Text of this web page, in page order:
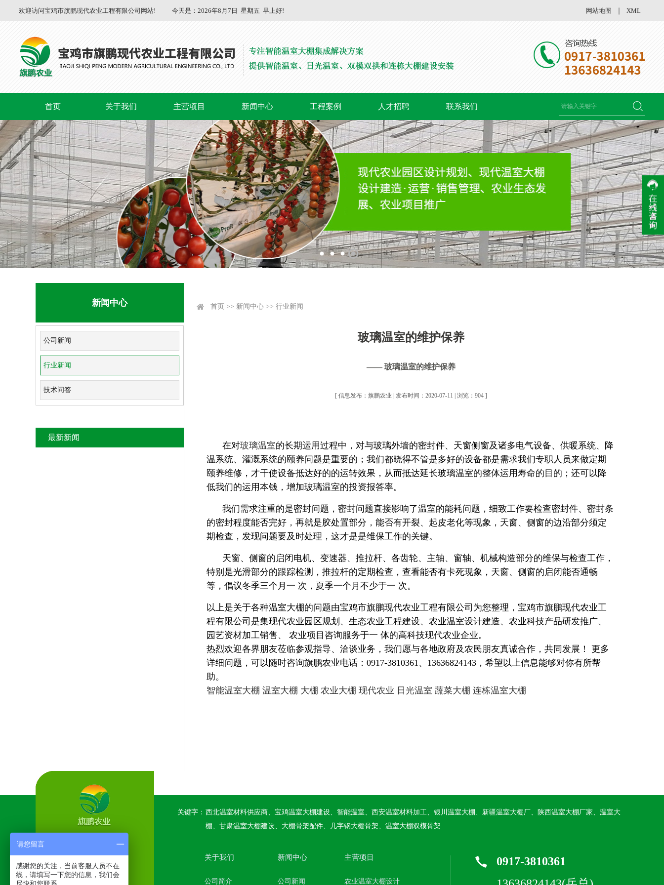
欢迎访问宝鸡市旗鹏现代农业工程有限公司网站! 今天是： 2026年8月7日 星期五 早上好! 网站地图 XML
首页 关于我们 主营项目 新闻中心 工程案例 人才招聘 联系我们
新闻中心
公司新闻
行业新闻
技术问答
最新新闻
首页 >> 新闻中心 >> 行业新闻
玻璃温室的维护保养
—— 玻璃温室的维护保养
[ 信息发布：旗鹏农业 | 发布时间：2020-07-11 | 浏览：904 ]
在对玻璃温室的长期运用过程中，对与玻璃外墙的密封件、天窗侧窗及诸多电气设备、供暖系统、降
温系统、灌溉系统的颐养问题是重要的；我们都晓得不管是多好的设备都是需求我们专职人员来做定期
颐养维修，才干使设备抵达好的的运转效果，从而抵达延长玻璃温室的整体运用寿命的目的；还可以降
低我们的运用本钱，增加玻璃温室的投资报答率。
我们需求注重的是密封问题，密封问题直接影响了温室的能耗问题，细致工作要检查密封件、密封条
的密封程度能否完好，再就是胶处置部分，能否有开裂、起皮老化等现象，天窗、侧窗的边沿部分须定
期检查，发现问题要及时处理，这才是是维保工作的关键。
天窗、侧窗的启闭电机、变速器、推拉杆、各齿轮、主轴、窗轴、机械构造部分的维保与检查工作，
特别是光滑部分的跟踪检测，推拉杆的定期检查，查看能否有卡死现象，天窗、侧窗的启闭能否通畅
等，倡议冬季三个月一 次，夏季一个月不少于一 次。
以上是关于各种温室大棚的问题由宝鸡市旗鹏现代农业工程有限公司为您整理，宝鸡市旗鹏现代农业工
程有限公司是集现代农业园区规划、生态农业工程建设、农业温室设计建造、农业科技产品研发推广、
园艺资材加工销售、 农业项目咨询服务于一 体的高科技现代农业企业。
热烈欢迎各界朋友莅临参观指导、洽谈业务，我们愿与各地政府及农民朋友真诚合作，共同发展！ 更多
详细问题，可以随时咨询旗鹏农业电话：0917-3810361、13636824143，希望以上信息能够对你有所帮
助。
智能温室大棚 温室大棚 大棚 农业大棚 现代农业 日光温室 蔬菜大棚 连栋温室大棚
关键字： 西北温室材料供应商、宝鸡温室大棚建设、智能温室、西安温室材料加工、银川温室大棚、新疆温室大棚厂、陕西温室大棚厂家、温室大
棚、甘肃温室大棚建设、大棚骨架配件、几字钢大棚骨架、温室大棚双模骨架
关于我们
公司简介
新闻中心
公司新闻
主营项目
农业温室大棚设计
0917-3810361
请您留言
感谢您的关注，当前客服人员不在
线，请填写一下您的信息，我们会